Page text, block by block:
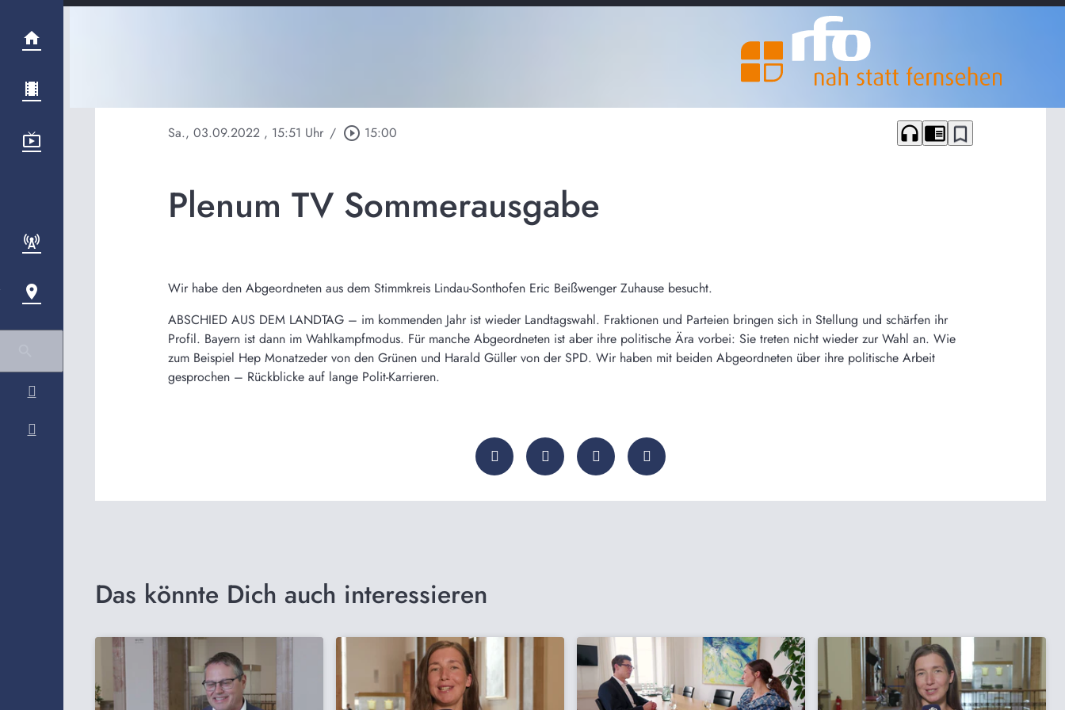
Sa., 03.09.2022 , 15:51 Uhr / play_circle_outline 15:00 headphones chrome_reader_mode bookmark_border
Plenum TV Sommerausgabe
Wir habe den Abgeordneten aus dem Stimmkreis Lindau-Sonthofen Eric Beißwenger Zuhause besucht.
ABSCHIED AUS DEM LANDTAG – im kommenden Jahr ist wieder Landtagswahl. Fraktionen und Parteien bringen sich in Stellung und schärfen ihr
Profil. Bayern ist dann im Wahlkampfmodus. Für manche Abgeordneten ist aber ihre politische Ära vorbei: Sie treten nicht wieder zur Wahl an. Wie
zum Beispiel Hep Monatzeder von den Grünen und Harald Güller von der SPD. Wir haben mit beiden Abgeordneten über ihre politische Arbeit
gesprochen – Rückblicke auf lange Polit-Karrieren.
Das könnte Dich auch interessieren